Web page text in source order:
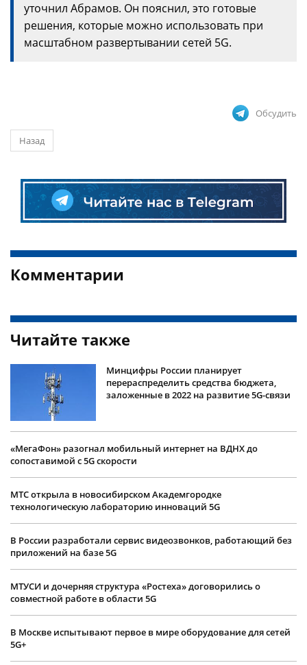
уточнил Абрамов. Он пояснил, это готовые
решения, которые можно использовать при
масштабном развертывании сетей 5G.
Обсудить
Назад
Комментарии
Читайте также
Минцифры России планирует
перераспределить средства бюджета,
заложенные в 2022 на развитие 5G-связи
«МегаФон» разогнал мобильный интернет на ВДНХ до
сопоставимой с 5G скорости
МТС открыла в новосибирском Академгородке
технологическую лабораторию инноваций 5G
В России разработали сервис видеозвонков, работающий без
приложений на базе 5G
МТУСИ и дочерняя структура «Ростеха» договорились о
совместной работе в области 5G
В Москве испытывают первое в мире оборудование для сетей
5G+